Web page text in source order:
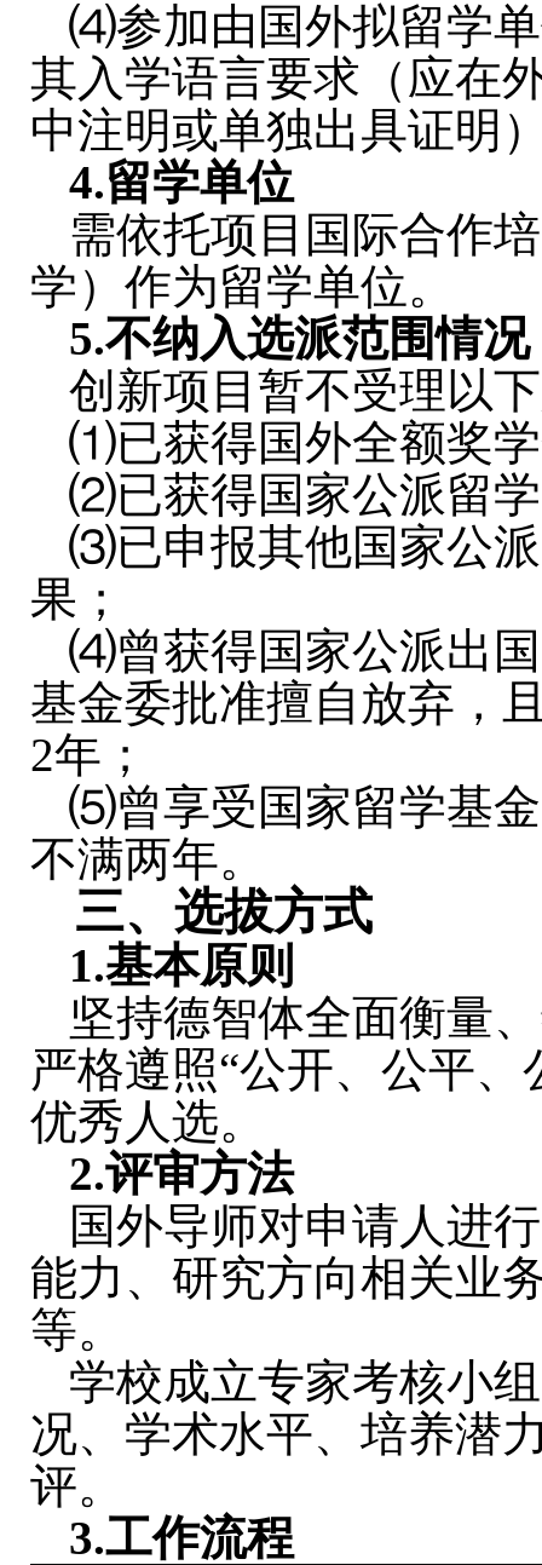
⑷参加由国外拟留学
其入学语言要求（应在
中注明或单独出具证明
4.留学单位
需依托项目国际合作
学）作为留学单位。
5.不纳入选派范围情况
创新项目暂不受理以
⑴已获得国外全额奖
⑵已获得国家公派留
⑶已申报其他国家公
果；
⑷曾获得国家公派出
基金委批准擅自放弃，
2年；
⑸曾享受国家留学基
不满两年。
三、选拔方式
1.基本原则
坚持德智体全面衡量
严格遵照“公开、公平
优秀人选。
2.评审方法
国外导师对申请人进
能力、研究方向相关业
等。
学校成立专家考核小
况、学术水平、培养潜
评。
3.工作流程